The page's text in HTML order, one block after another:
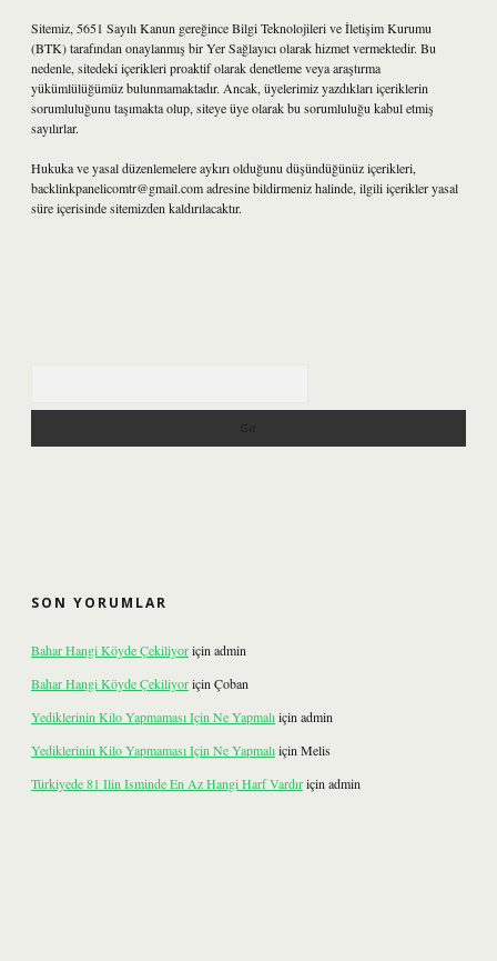
Sitemiz, 5651 Sayılı Kanun gereğince Bilgi Teknolojileri ve İletişim Kurumu
(BTK) tarafından onaylanmış bir Yer Sağlayıcı olarak hizmet vermektedir. Bu
nedenle, sitedeki içerikleri proaktif olarak denetleme veya araştırma
yükümlülüğümüz bulunmamaktadır. Ancak, üyelerimiz yazdıkları içeriklerin
sorumluluğunu taşımakta olup, siteye üye olarak bu sorumluluğu kabul etmiş
sayılırlar.
Hukuka ve yasal düzenlemelere aykırı olduğunu düşündüğünüz içerikleri,
backlinkpanelicomtr@gmail.comadresine bildirmeniz halinde, ilgili içerikler yasal
süre içerisinde sitemizden kaldırılacaktır.
SON YORUMLAR
Bahar Hangi Köyde Çekiliyoriçin admin
Bahar Hangi Köyde Çekiliyoriçin Çoban
Yediklerinin Kilo Yapmaması Için Ne Yapmalıiçin admin
Yediklerinin Kilo Yapmaması Için Ne Yapmalıiçin Melis
Türkiyede 81 Ilin Isminde En Az Hangi Harf Vardıriçin admin